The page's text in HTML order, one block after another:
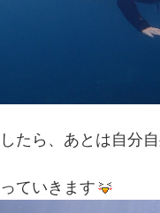
たら、あとは自分
ていきます